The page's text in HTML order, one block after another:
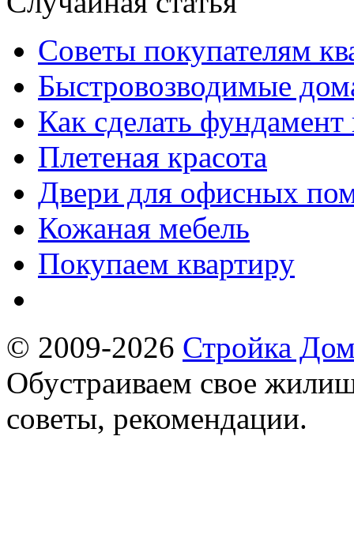
Советы покупателям
Быстровозводимые
Как сделать
Плетеная красота
Двери для офисных
Кожаная мебель
Покупаем квартиру
© 2009-2026 Стройка
Обустраиваем свое
советы, рекомендации.